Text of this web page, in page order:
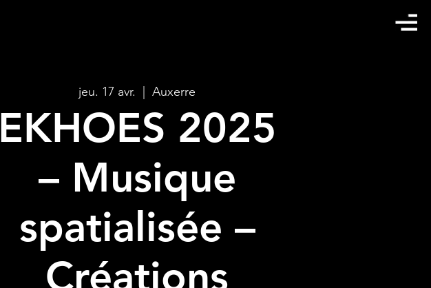
jeu. 17 avr. Auxerre
EKHOES 2025
– Musique
spatialisée –
Créations